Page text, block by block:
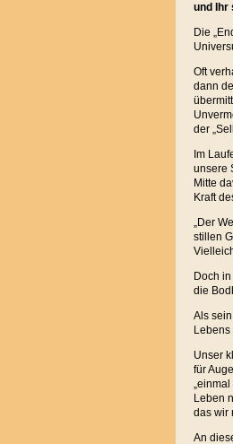
und Ihr
Die
Oft
dann
der
Im
unsere
Mitte
Kraft
„Der
stillen
Doch
die
Als
Unser
für
Leben
das wir
An